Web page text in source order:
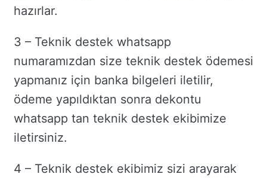
hazırlar.
3 – Teknik destek whatsapp
numaramızdan size teknik destek ödemesi
yapmanız için banka bilgeleri iletilir,
ödeme yapıldıktan sonra dekontu
whatsapp tan teknik destek ekibimize
iletirsiniz.
4 – Teknik destek ekibimiz sizi arayarak